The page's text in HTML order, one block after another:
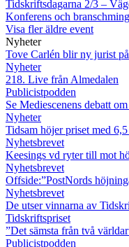
Tidskriftsdagarna 2/3 –
Konferens och
Visa fler äldre event
Nyheter
Tove Carlén blir ny jurist
Nyheter
218. Live från Almedalen
Publicistpodden
Se Mediescenens debatt
Nyheter
Tidsam höjer priset med
Nyhetsbrevet
Keesings vd ryter till mot
Nyhetsbrevet
Offside:”PostNords
Nyhetsbrevet
De utser vinnarna av
Tidskriftspriset
”Det sämsta från två
Publicistpodden